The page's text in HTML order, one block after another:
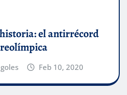
el antirrécord
Feb 10, 2020